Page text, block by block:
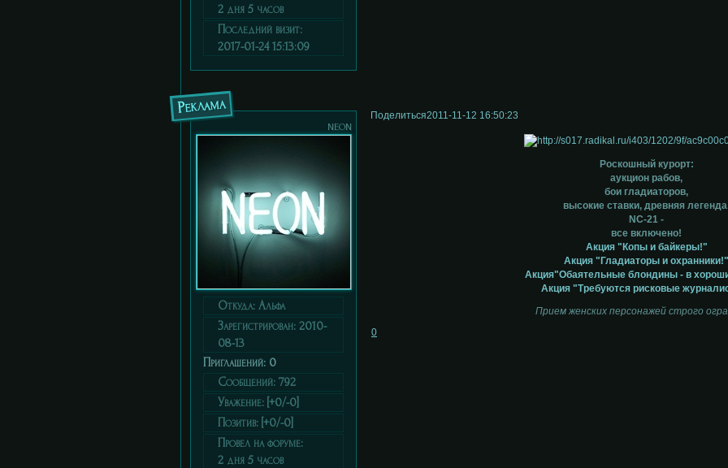
2 дня 5 часов
Последний визит:
2017-01-24 15:13:09
Поделиться2011-11-12 16:50:23
Реклама
neon
Откуда: Альфа
Зарегистрирован: 2010-
08-13
Приглашений: 0
Сообщений: 792
Уважение: [+0/-0]
Позитив: [+0/-0]
Провел на форуме:
2 дня 5 часов
Роскошный курорт:
аукцион рабов,
бои гладиаторов,
высокие ставки, древняя
NC-21 -
все включено!
Акция "Копы и байкеры!"
Акция "Гладиаторы и
Акция"Обаятельные блондины - в
Акция "Требуются рисковые
Прием женских персонажей строго
0